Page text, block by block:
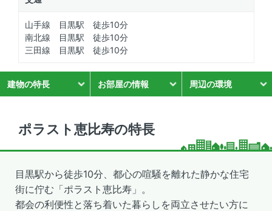
山手線 目黒駅 徒歩10分
南北線 目黒駅 徒歩10分
三田線 目黒駅 徒歩10分
建物の特長 お部屋の情報 周辺の環境
ポラスト恵比寿の特長
目黒駅から徒歩10分、都心の喧騒を離れた静かな住宅
街に佇む「ポラスト恵比寿」。
都会の利便性と落ち着いた暮らしを両立させたい方に